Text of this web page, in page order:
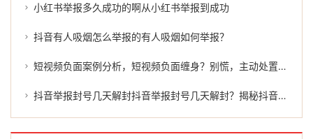
小红书举报多久成功的啊从小红书举报到成功
抖音有人吸烟怎么举报的有人吸烟如何举报？
短视频负面案例分析，短视频负面缠身？别慌，主动处置才是正解
抖音举报封号几天解封抖音举报封号几天解封？揭秘抖音平台的处罚机制及处理过程。